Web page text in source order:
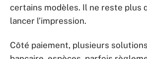
certains modèles. Il ne reste plus
lancer l’impression.
Côté paiement, plusieurs